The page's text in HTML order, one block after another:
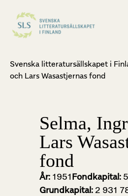
Svenska litteratursällskapet i
och Lars Wasastjernas fond
Selma,
Lars
fond
År: 1951Fondkapital:
Grundkapital: 2 931